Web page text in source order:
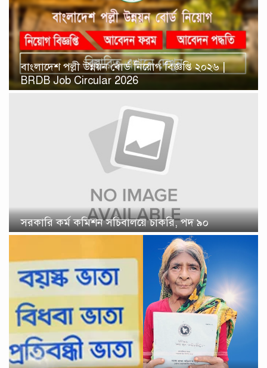
বাংলাদেশ পল্লী উন্নয়ন বোর্ড নিয়োগ বিজ্ঞপ্তি ২০২৬ |
BRDB Job Circular 2026
সরকারি কর্ম কমিশন সচিবালয়ে চাকরি, পদ ৯০